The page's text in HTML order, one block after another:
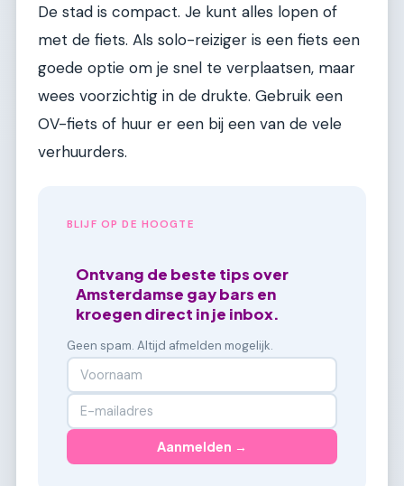
De stad is compact. Je kunt alles lopen of
met de fiets. Als solo-reiziger is een fiets een
goede optie om je snel te verplaatsen, maar
wees voorzichtig in de drukte. Gebruik een
OV-fiets of huur er een bij een van de vele
verhuurders.
BLIJF OP DE HOOGTE
Ontvang de beste tips over
Amsterdamse gay bars en
kroegen direct in je inbox.
Geen spam. Altijd afmelden mogelijk.
Aanmelden →